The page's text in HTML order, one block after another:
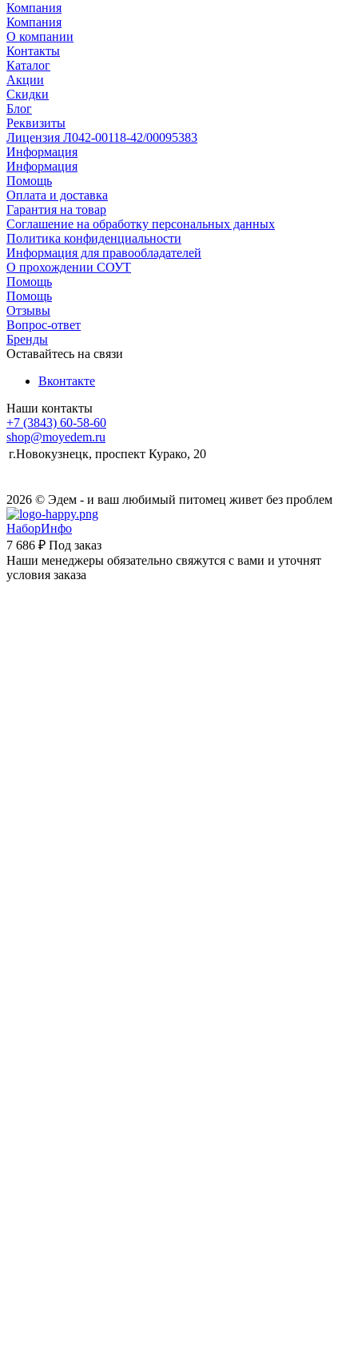
Компания
Компания
О компании
Контакты
Каталог
Акции
Скидки
Блог
Реквизиты
Лицензия Л042-00118-42/00095383
Информация
Информация
Помощь
Оплата и доставка
Гарантия на товар
Соглашение на обработку персональных данных
Политика конфиденциальности
Информация для правообладателей
О прохождении СОУТ
Помощь
Помощь
Отзывы
Вопрос-ответ
Бренды
Оставайтесь на связи
Вконтакте
Наши контакты
+7 (3843) 60-58-60
shop@moyedem.ru
г.Новокузнецк, проспект Курако, 20
2026 © Эдем - и ваш любимый питомец живет без проблем
НаборИнфо
7 686 ₽ Под заказ
Наши менеджеры обязательно свяжутся с вами и уточнят
условия заказа